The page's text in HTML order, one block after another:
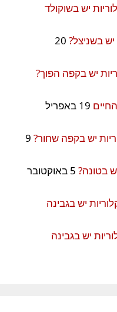
יש בשוקולד
בשניצל? 20
יש בקפה הפוך?
19 באפריל
יש בקפה שחור? 9
בטונה?
5 באוקטובר
יש בגבינה
יש בגבינה